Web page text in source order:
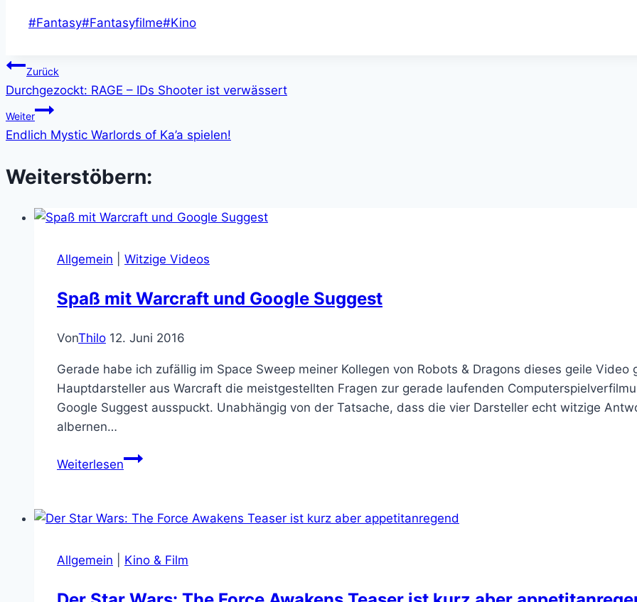
Schlagworte:
#Fantasy#Fantasyfilme#Kino
Beitragsnavigation
Zurück
Durchgezockt: RAGE – IDs Shooter ist verwässert
Weiter
Endlich Mystic Warlords of Ka’a spielen!
Weiterstöbern:
Allgemein Witzige Videos
Spaß mit Warcraft und Google Suggest
VonThilo 12. Juni 2016
Gerade habe ich zufällig im Space Sweep meiner Kollegen von Robots & Dragons dieses geile
Hauptdarsteller aus Warcraft die meistgestellten Fragen zur gerade laufenden
Google Suggest ausspuckt. Unabhängig von der Tatsache, dass die vier Darsteller echt witzige
albernen…
WeiterlesenSpaß
und
Suggest
Allgemein Kino & Film